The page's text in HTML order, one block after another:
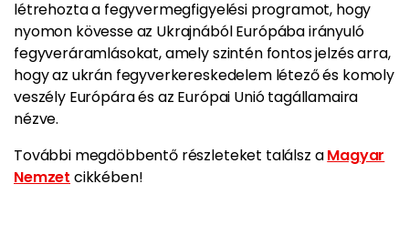
létrehozta a fegyvermegfigyelési programot, hogy
nyomon kövesse az Ukrajnából Európába irányuló
fegyveráramlásokat, amely szintén fontos jelzés arra,
hogy az ukrán fegyverkereskedelem létező és komoly
veszély Európára és az Európai Unió tagállamaira
nézve.
További megdöbbentő részleteket találsz aMagyar
Nemzet cikkében!